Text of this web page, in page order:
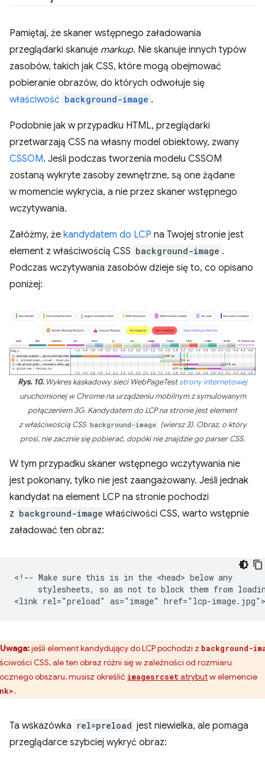
Pamiętaj, że skaner wstępnego załadowania
przeglądarki skanuje markup. Nie skanuje innych typów
zasobów, takich jak CSS, które mogą obejmować
pobieranie obrazów, do których odwołuje się
właściwość background-image .
Podobnie jak w przypadku HTML, przeglądarki
przetwarzają CSS na własny model obiektowy, zwany
CSSOM. Jeśli podczas tworzenia modelu CSSOM
zostaną wykryte zasoby zewnętrzne, są one żądane
w momencie wykrycia, a nie przez skaner wstępnego
wczytywania.
Załóżmy, że kandydatem do LCP na Twojej stronie jest
element z właściwością CSS background-image .
Podczas wczytywania zasobów dzieje się to, co opisano
poniżej:
Rys. 10.Wykres kaskadowy sieci WebPageTeststrony internetowej
uruchomionej w Chrome na urządzeniu mobilnym z symulowanym
połączeniem 3G. Kandydatem do LCP na stronie jest element
z właściwością CSS background-image (wiersz 3). Obraz, o który
prosi, nie zacznie się pobierać, dopóki nie znajdzie go parser CSS.
W tym przypadku skaner wstępnego wczytywania nie
jest pokonany, tylko nie jest zaangażowany. Jeśli jednak
kandydat na element LCP na stronie pochodzi
z background-image właściwości CSS, warto wstępnie
załadować ten obraz:
<!-- Make sure this is in the <head> below any
stylesheets, so as not to block them from
Uwaga:jeśli element kandydujący do LCP pochodzi z background-
CSS, ale ten obraz różni się w zależności od rozmiaru
obszaru, musisz określić imagesrcset atrybutw elemencie
.
Ta wskazówka rel=preload jest niewielka, ale pomaga
przeglądarce szybciej wykryć obraz: